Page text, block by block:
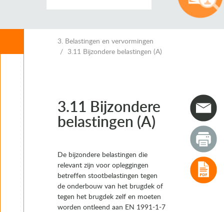
3. Belastingen en vervormingen
3.1 Inleiding
3.2 Eigen gewicht (G)
3.3 Rustende belasting (Gs) (Superimposed dead load)
3.5 Kruip (Cr)
3.6 Krimp (Sh)
3.7 Zettingen (Gset)
3.8 Verkeersbelasting
3.9 Temperatuurbelasting (T)
3.10 Windbelasting (W)
3. Belastingen en vervormingen
3.11 Bijzondere belastingen (A)
3.11 Bijzondere
belastingen (A)
De bijzondere belastingen die
relevant zijn voor opleggingen
betreffen stootbelastingen tegen
de onderbouw van het brugdek of
tegen het brugdek zelf en moeten
worden ontleend aan EN 1991-1-7